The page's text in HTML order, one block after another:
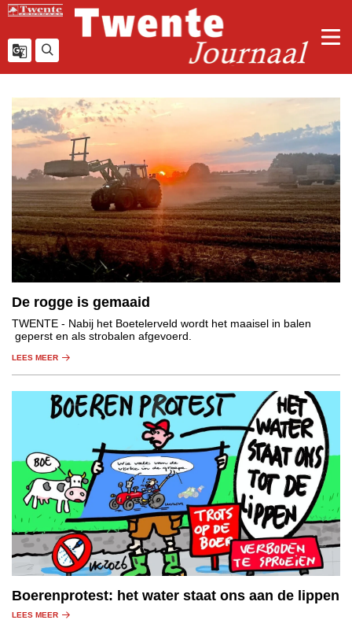
De rogge is gemaaid
TWENTE - Nabij het Boetelerveld wordt het maaisel in balen
geperst en als strobalen afgevoerd.
LEES MEER
Boerenprotest: het water staat ons aan de lippen
LEES MEER